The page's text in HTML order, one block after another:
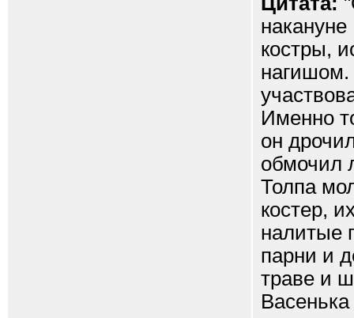
костры,
нагишом.
Именно
он
обмочил
Толпа
костер,
налитые
парни и
траве и